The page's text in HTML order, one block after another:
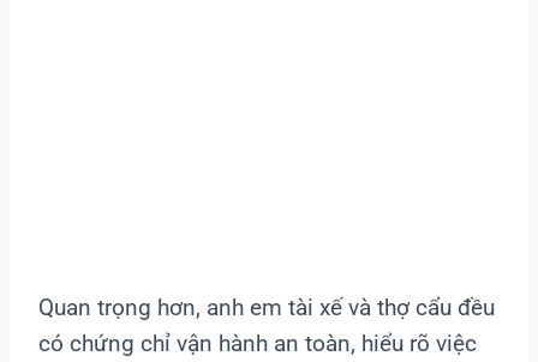
Quan trọng hơn, anh em tài xế và thợ cẩu đều
có chứng chỉ vận hành an toàn, hiểu rõ việc